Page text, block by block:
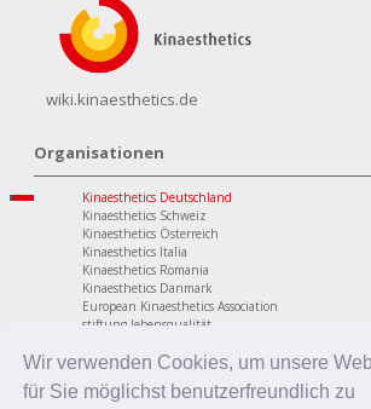
Wir verwenden Cookies, um unsere
für Sie möglichst benutzerfreundlich zu
wiki.kinaesthetics.de
Organisationen
Kinaesthetics Deutschland
Kinaesthetics Schweiz
Kinaesthetics Österreich
Kinaesthetics Italia
Kinaesthetics Romania
Kinaesthetics Danmark
European Kinaesthetics Association
stiftung lebensqualität
Programme
personaler Bereich